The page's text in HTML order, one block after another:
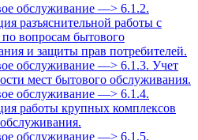
обслуживание —> 6.1.2.
разъяснительной работы с
вопросам бытового
и защиты прав потребителей.
обслуживание —> 6.1.3. Учет
мест бытового обслуживания.
обслуживание —> 6.1.4.
работы крупных комплексов
обслуживание —> 6.1.5.